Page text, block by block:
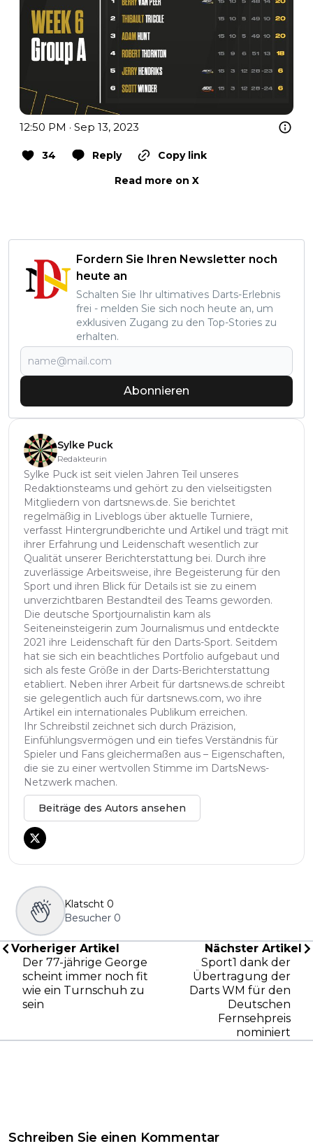
12:50 PM · Sep 13, 2023
34 Reply
Copy link
Read more on X
Fordern Sie Ihren Newsletter noch
heute an
Schalten Sie Ihr ultimatives Darts-Erlebnis
frei - melden Sie sich noch heute an, um
exklusiven Zugang zu den Top-Stories zu
erhalten.
Abonnieren
Sylke Puck
Redakteurin
Sylke Puck ist seit vielen Jahren Teil unseres
Redaktionsteams und gehört zu den vielseitigsten
Mitgliedern von dartsnews.de. Sie berichtet
regelmäßig in Liveblogs über aktuelle Turniere,
verfasst Hintergrundberichte und Artikel und trägt mit
ihrer Erfahrung und Leidenschaft wesentlich zur
Qualität unserer Berichterstattung bei. Durch ihre
zuverlässige Arbeitsweise, ihre Begeisterung für den
Sport und ihren Blick für Details ist sie zu einem
unverzichtbaren Bestandteil des Teams geworden.
Die deutsche Sportjournalistin kam als
Seiteneinsteigerin zum Journalismus und entdeckte
2021 ihre Leidenschaft für den Darts-Sport. Seitdem
hat sie sich ein beachtliches Portfolio aufgebaut und
sich als feste Größe in der Darts-Berichterstattung
etabliert. Neben ihrer Arbeit für dartsnews.de schreibt
sie gelegentlich auch für dartsnews.com, wo ihre
Artikel ein internationales Publikum erreichen.
Ihr Schreibstil zeichnet sich durch Präzision,
Einfühlungsvermögen und ein tiefes Verständnis für
Spieler und Fans gleichermaßen aus – Eigenschaften,
die sie zu einer wertvollen Stimme im DartsNews-
Netzwerk machen.
Beiträge des Autors ansehen
Klatscht 0
Besucher 0
Vorheriger Artikel
Der 77-jährige George
scheint immer noch fit
wie ein Turnschuh zu
sein
Nächster Artikel
Sport1 dank der
Übertragung der
Darts WM für den
Deutschen
Fernsehpreis
nominiert
Schreiben Sie einen Kommentar